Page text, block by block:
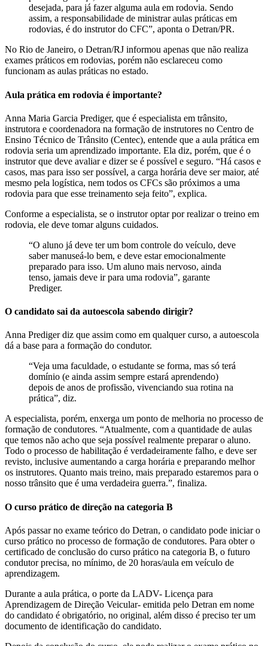
desejada, para já fazer alguma aula em rodovia. Sendo
assim, a responsabilidade de ministrar aulas práticas em
rodovias, é do instrutor do CFC”, aponta o Detran/PR.
No Rio de Janeiro, o Detran/RJ informou apenas que não realiza
exames práticos em rodovias, porém não esclareceu como
funcionam as aulas práticas no estado.
Aula prática em rodovia é importante?
Anna Maria Garcia Prediger, que é especialista em trânsito,
instrutora e coordenadora na formação de instrutores no Centro de
Ensino Técnico de Trânsito (Centec), entende que a aula prática em
rodovia seria um aprendizado importante. Ela diz, porém, que é o
instrutor que deve avaliar e dizer se é possível e seguro. “Há casos e
casos, mas para isso ser possível, a carga horária deve ser maior, até
mesmo pela logística, nem todos os CFCs são próximos a uma
rodovia para que esse treinamento seja feito”, explica.
Conforme a especialista, se o instrutor optar por realizar o treino em
rodovia, ele deve tomar alguns cuidados.
“O aluno já deve ter um bom controle do veículo, deve
saber manuseá-lo bem, e deve estar emocionalmente
preparado para isso. Um aluno mais nervoso, ainda
tenso, jamais deve ir para uma rodovia”, garante
Prediger.
O candidato sai da autoescola sabendo dirigir?
Anna Prediger diz que assim como em qualquer curso, a autoescola
dá a base para a formação do condutor.
“Veja uma faculdade, o estudante se forma, mas só terá
domínio (e ainda assim sempre estará aprendendo)
depois de anos de profissão, vivenciando sua rotina na
prática”, diz.
A especialista, porém, enxerga um ponto de melhoria no processo de
formação de condutores. “Atualmente, com a quantidade de aulas
que temos não acho que seja possível realmente preparar o aluno.
Todo o processo de habilitação é verdadeiramente falho, e deve ser
revisto, inclusive aumentando a carga horária e preparando melhor
os instrutores. Quanto mais treino, mais preparado estaremos para o
nosso trânsito que é uma verdadeira guerra.”, finaliza.
O curso prático de direção na categoria B
Após passar no exame teórico do Detran, o candidato pode iniciar o
curso prático no processo de formação de condutores. Para obter o
certificado de conclusão do curso prático na categoria B, o futuro
condutor precisa, no mínimo, de 20 horas/aula em veículo de
aprendizagem.
Durante a aula prática, o porte da LADV- Licença para
Aprendizagem de Direção Veicular- emitida pelo Detran em nome
do candidato é obrigatório, no original, além disso é preciso ter um
documento de identificação do candidato.